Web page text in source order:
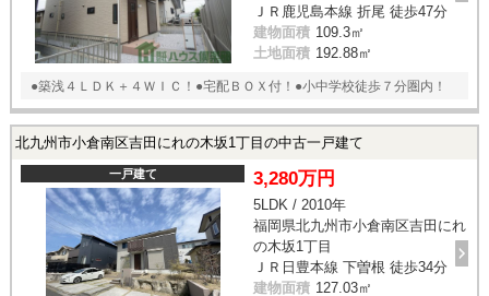
ＪＲ鹿児島本線 折尾 徒歩47分
建物面積 109.3㎡
土地面積 192.88㎡
●築浅４ＬＤＫ＋４ＷＩＣ！●宅配ＢＯＸ付！●小中学校徒歩７分圏内！
北九州市小倉南区吉田にれの木坂1丁目の中古一戸建て
一戸建て 3,280万円
5LDK / 2010年
福岡県北九州市小倉南区吉田にれ
の木坂1丁目
ＪＲ日豊本線 下曽根 徒歩34分
建物面積 127.03㎡